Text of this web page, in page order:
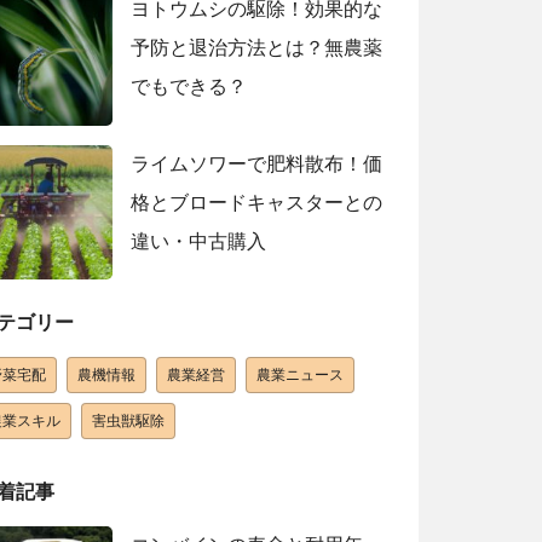
ヨトウムシの駆除！効果的な
予防と退治方法とは？無農薬
でもできる？
ライムソワーで肥料散布！価
格とブロードキャスターとの
違い・中古購入
ゴリー
宅配 農機情報 農業経営 農業ニュース
スキル 害虫獣駆除
記事